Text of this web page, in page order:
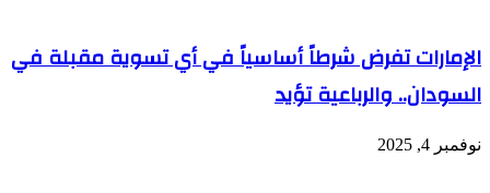
الإمارات تفرض شرطاً أساسياً في أي تسوية مقبلة في
السودان.. والرباعية تؤيد
نوفمبر 4, 2025